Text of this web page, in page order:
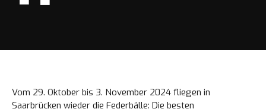
Vom 29. Oktober bis 3. November 2024 fliegen in
Saarbrücken wieder die Federbälle: Die besten